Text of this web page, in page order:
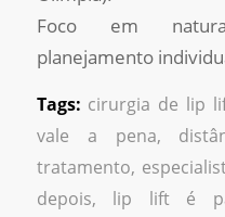
Foco em
planejamento
Tags: cirurgia de lip
vale a pena,
tratamento,
depois, lip lift é